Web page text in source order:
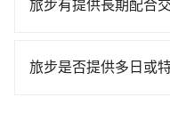
但上一位用戶卻遲遲
便，但實際使用時還
型車可乘坐八位乘客
旅步有提供長期配合
booking@tripool.app
旅步是否提供多日或